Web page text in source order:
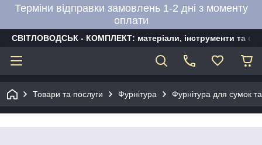
Терміни відправки замовлень 1-2 дні з моменту
оплати
СВІТЛОВОДСЬК - КОМПЛЕКТ: матеріали, інструменти та
Товари та послуги Фурнітура Фурнітура для сумок